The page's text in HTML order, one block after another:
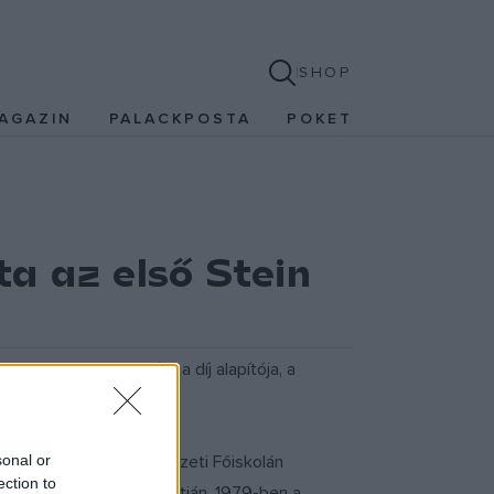
or
to
SHOP
PALACKPOSTA POKET
az első Stein
akinek az elismerést a díj alapítója, a
a párizsi Képzőművészeti Főiskolán